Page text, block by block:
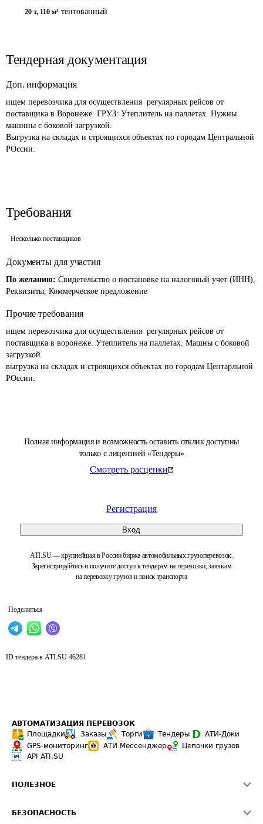
Полная информация и возможность оставить отклик доступны
только с лицензией «Тендеры»
Смотреть расценки
Регистрация
Вход
ATI.SU — крупнейшая в России биржа автомобильных грузоперевозок.
Зарегистрируйтесь и получите доступ к тендерам на перевозки, заявкам
на перевозку грузов и поиск транспорта
Поделиться
20 т, 110 м³ тентованный
Тендерная документация
Доп. информация
ищем перевозчика для осуществления  регулярных рейсов от
поставщика в Воронеже. ГРУЗ: Утеплитель на паллетах. Нужны
машины с боковой загрузкой.
Выгрузка на складах и строящихся объектах по городам Центральной
РОссии.
Требования
Несколько поставщиков
Документы для участия
По желанию: Свидетельство о постановке на налоговый учет (ИНН),
Реквизиты, Коммерческое предложение
Прочие требования
ищем перевозчика для осуществления  регулярных рейсов от
поставщика в воронеже. Утеплитель на паллетах. Машны с боковой
загрузкой.
выгрузка на складах и строящихся объектах по городам Центарльной
РОссии.
ID тендера в ATI.SU 46281
АВТОМАТИЗАЦИЯ ПЕРЕВОЗОК
Площадки
Заказы Торги Тендеры
АТИ-Доки
GPS-мониторинг
АТИ Мессенджер
Цепочки грузов
API ATI.SU
ПОЛЕЗНОЕ
БЕЗОПАСНОСТЬ